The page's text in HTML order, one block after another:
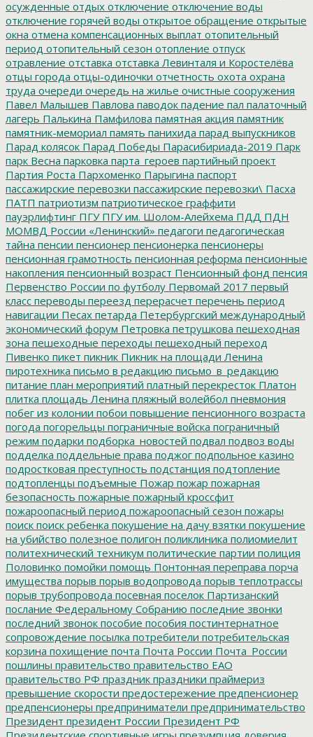
осужденные отдых отключение отключение воды
отключение горячей воды открытое обращение открытые
окна отмена компенсационных выплат отопительный
период отопительный сезон отопление отпуск
отравление отставка отставка Левинталя и Коростелёва
отцы города отцы-одиночки отчетность охота охрана
труда очереди очередь на жилье очистные сооружения
Павел Малышев Павлова паводок падение пал палаточный
лагерь Палькина Памфилова памятная акция памятник
памятник-мемориал память панихида парад выпускников
Парад колясок Парад Победы Парасибириада-2019 Парк
парк Весна парковка парта_героев партийный проект
Партия Роста Пархоменко Парыгина паспорт
пассажирские перевозки пассажирские перевозки\ Пасха
ПАТП патриотизм патриотическое граффити
пауэрлифтинг ПГУПГУ им. Шолом-Алейхема ПДД ПДН
МОМВД России «Ленинский» педагоги педагогическая
тайна пенсии пенсионер пенсионерка пенсионеры
пенсионная грамотность пенсионная реформа пенсионные
накопления пенсионный возраст Пенсионный фонд пенсия
Первенство России по футболу Первомай 2017 первый
класс переводы переезд перерасчет перечень период
навигации Песах петарда Петербургский международный
экономический форум Петровка петрушкова пешеходная
зона пешеходные переходы пешеходный переход
Пивенко пикет пикник Пикник на площади Ленина
пиротехника письмо в редакцию письмо_в_редакцию
питание план мероприятий платный перекресток Платон
плитка площадь Ленина пляжный волейбол пневмония
побег из колонии побои повышение пенсионного возраста
погода погорельцы пограничные войска пограничный
режим подарки подборка_новостей подвал подвоз воды
подделка поддельные права поджог подпольное казино
подростковая преступность подстанция подтопление
подтопленцы подъемные Пожар пожар пожарная
безопасность пожарные пожарный кроссфит
пожароопасный период пожароопасный сезон пожары
поиск поиск ребенка покушение на дачу взятки покушение
на убийство полезное полигон поликлиника полиомиелит
политехнический техникум политические партии полиция
Половинко помойки помощь Понтонная переправа порча
имущества порыв порыв водопровода порыв теплотрассы
порыв трубопровода посевная поселок Партизанский
послание Федеральному Собранию последние звонки
последний звонок пособие пособия постинтернатное
сопровождение посылка потребители потребительская
корзина похищение почта Почта России Почта_России
пошлины правительство правительство ЕАО
правительство РФ праздник праздники праймериз
превышение скорости предостережение предпенсионер
предпенсионеры предприниматели предпринимательство
Президент президент России Президент РФ